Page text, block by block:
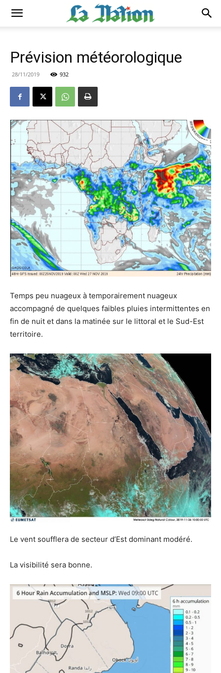
Prévision météorologique
28/11/2019 932
Temps peu nuageux à temporairement nuageux
accompagné de quelques faibles pluies intermittentes en
fin de nuit et dans la matinée sur le littoral et le Sud-Est
territoire.
Le vent soufflera de secteur d’Est dominant modéré.
La visibilité sera bonne.